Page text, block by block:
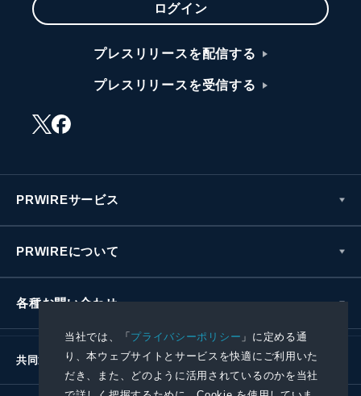
当社では、「プライバシーポリシー 」に定める通
り、本ウェブサイトとサービスを快適にご利用いた
だき、また、どのように活用されているのかを当社
ログイン
プレスリリースを配信する
プレスリリースを受信する
PRWIREサービス
PRWIREについて
各種お問い合わせ
共同通信社グループ